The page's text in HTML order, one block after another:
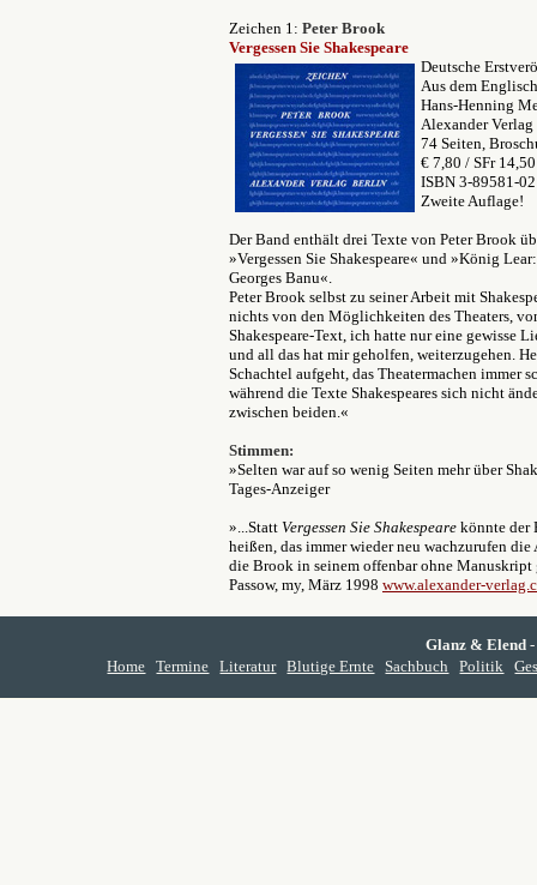
Zeichen 1: Peter Brook
Vergessen Sie Shakespeare
Deutsche
Aus dem
Hans-Henning
Alexander Verlag
74 Seiten,
€ 7,80 / SFr 14,50
ISBN 3-89581-
Zweite Auflage!
Der Band enthält drei Texte von Peter Brook
»Vergessen Sie Shakespeare« und »König
Georges Banu«.
Peter Brook selbst zu seiner Arbeit mit
nichts von den Möglichkeiten des Theaters,
Shakespeare-Text, ich hatte nur eine gewisse
und all das hat mir geholfen, weiterzugehen.
Schachtel aufgeht, das Theatermachen immer
während die Texte Shakespeares sich nicht
zwischen beiden.«
Stimmen:
»Selten war auf so wenig Seiten mehr über
Tages-Anzeiger
»...Statt Vergessen Sie Shakespeare könnte der
heißen, das immer wieder neu wachzurufen
die Brook in seinem offenbar ohne
Passow, my, März 1998 www.alexander-
Glanz & Elend
Home
Termine Literatur Blutige Ernte Sachbuch Politik